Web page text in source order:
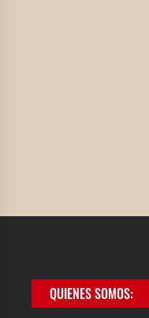
QUIENES SOMOS: